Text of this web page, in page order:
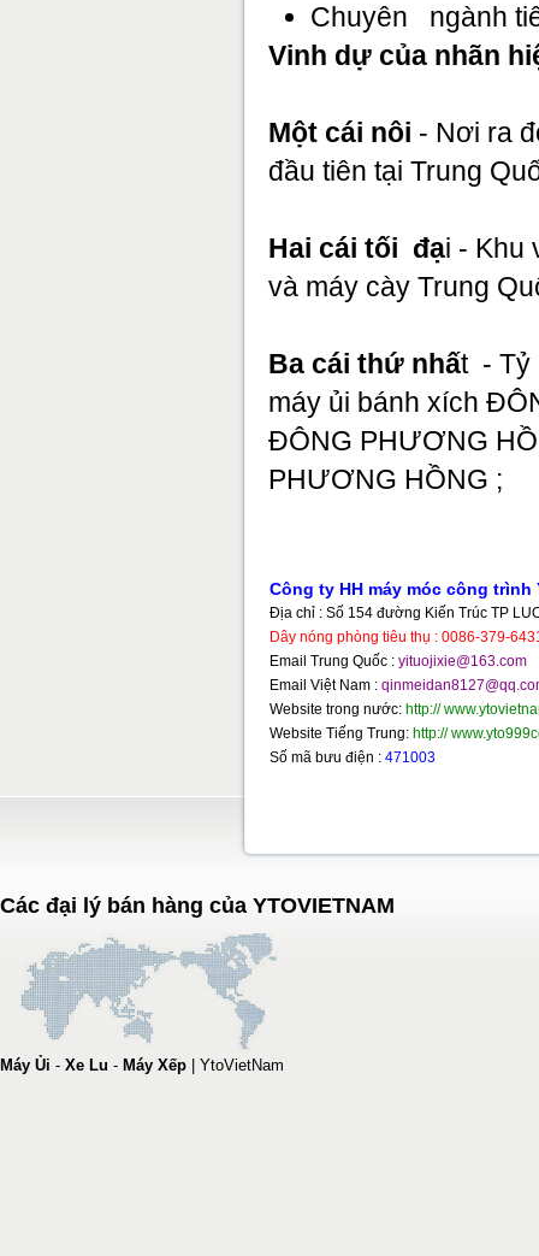
Chuyên ngành
Vinh dự của nhãn
Một cái nôi - Nơi ra
đầu tiên tại Trung
Hai cái tối đại - Khu
và máy cày Trung
Ba cái thứ nhất - Tỷ
máy ủi bánh xích
ĐÔNG PHƯƠNG
PHƯƠNG HỒNG ;
Công ty HH máy móc công trình
Địa chỉ : Số 154 đường Kiến Trúc TP
Dây nóng phòng tiêu thụ : 0086-379-
Email Trung Quốc : yituojixie@163.com
Email Việt Nam :
Website trong nước: http://
Website Tiếng Trung: http://
Số mã bưu điện : 471003
Các đại lý bán hàng của YTOVIETNAM
Máy Ủi - Xe Lu - Máy Xếp YtoVietNam